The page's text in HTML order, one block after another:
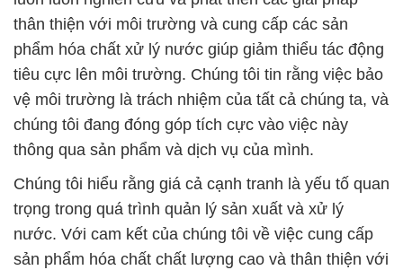
thân thiện với môi trường và cung cấp các sản
phẩm hóa chất xử lý nước giúp giảm thiểu tác động
tiêu cực lên môi trường. Chúng tôi tin rằng việc bảo
vệ môi trường là trách nhiệm của tất cả chúng ta, và
chúng tôi đang đóng góp tích cực vào việc này
thông qua sản phẩm và dịch vụ của mình.
Chúng tôi hiểu rằng giá cả cạnh tranh là yếu tố quan
trọng trong quá trình quản lý sản xuất và xử lý
nước. Với cam kết của chúng tôi về việc cung cấp
sản phẩm hóa chất chất lượng cao và thân thiện với